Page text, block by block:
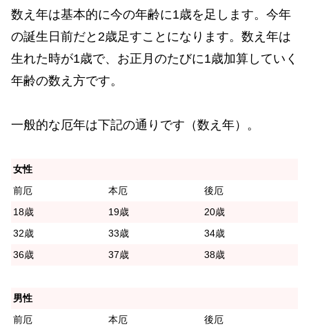
数え年は基本的に今の年齢に1歳を足します。今年
の誕生日前だと2歳足すことになります。数え年は
生れた時が1歳で、お正月のたびに1歳加算していく
年齢の数え方です。
一般的な厄年は下記の通りです（数え年）。
女性
前厄
本厄
後厄
18歳
19歳
20歳
32歳
33歳
34歳
36歳
37歳 38歳
男性
前厄
本厄
後厄